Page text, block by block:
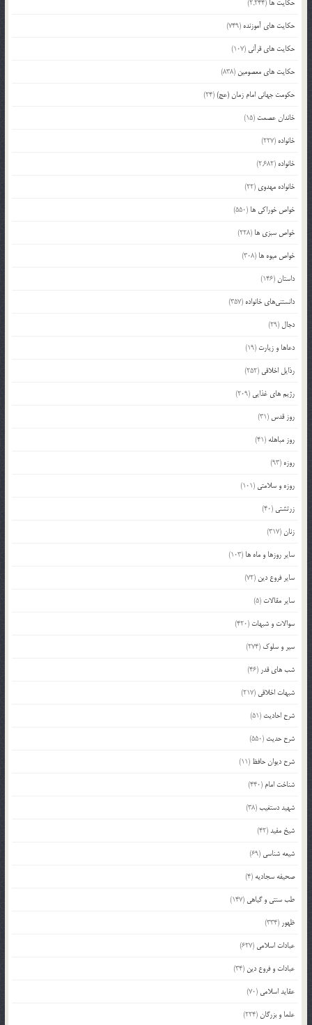
حکایت ها (2,244)
حکایت های آموزنده (749)
حکایت های قرآنی (107)
حکایت های معصومین (838)
حکومت جهانی امام زمان (عج)(24)
خاندان عصمت (15)
خانواده (227)
خانواده (2,682)
خانواده مهدوی (22)
خواص خوراکی ها (550)
خواص سبزی ها (228)
خواص میوه ها (308)
داستان(146)
دانستنی‌های خانواده (357)
دجال (29)
دعاها و زیارت (19)
رذایل اخلاقی (252)
رژیم های غذایی (209)
روز قدس (31)
روز مباهله (41)
روزه (93)
روزه و سلامتی (101)
زرتشتی (40)
زنان(317)
سایر روزها و ماه ها (103)
سایر فروع دین (72)
سایر مقالات (5)
سوالات و شبهات (420)
سیر و سلوک (274)
شب های قدر (46)
شبهات اخلاقی (217)
شرح احادیث (51)
شرح حدیث (550)
شرح دیوان حافظ (11)
شناخت امام (440)
شهید دستغیب(38)
شیخ مفید(42)
شیعه شناسی (69)
صحیفه سجادیه (4)
طب سنتی و گیاهی (147)
ظهور (334)
عبادات اسلامی (627)
عبادات و فروع دین (34)
عقاید اسلامی (70)
علما و بزرگان(224)